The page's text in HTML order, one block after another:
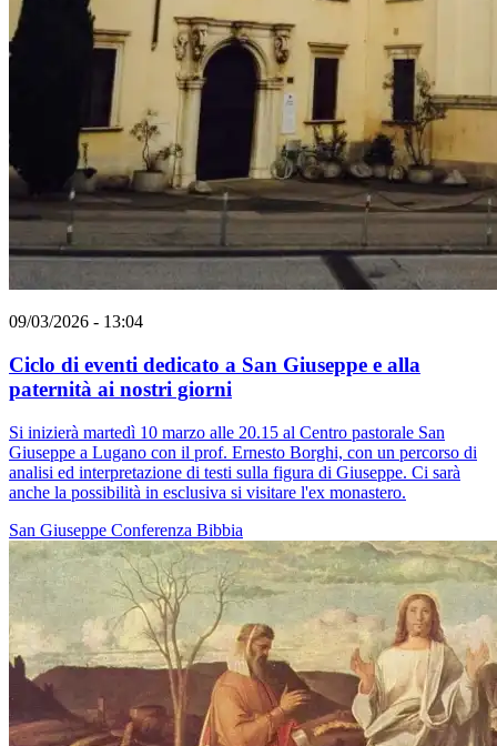
09/03/2026 - 13:04
Ciclo di eventi dedicato a San Giuseppe e alla
paternità ai nostri giorni
Si inizierà martedì 10 marzo alle 20.15 al Centro pastorale San
Giuseppe a Lugano con il prof. Ernesto Borghi, con un percorso di
analisi ed interpretazione di testi sulla figura di Giuseppe. Ci sarà
anche la possibilità in esclusiva si visitare l'ex monastero.
San Giuseppe Conferenza Bibbia